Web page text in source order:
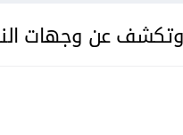
عن وجهات